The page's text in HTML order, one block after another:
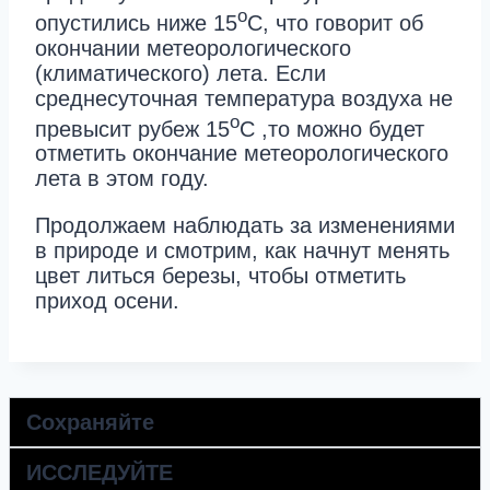
опустились ниже 15оС, что говорит об
окончании метеорологического
(климатического) лета. Если
среднесуточная температура воздуха не
превысит рубеж 15оС ,то можно будет
отметить окончание метеорологического
лета в этом году.
Продолжаем наблюдать за изменениями
в природе и смотрим, как начнут менять
цвет литься березы, чтобы отметить
приход осени.
Сохраняйте
ИССЛЕДУЙТЕ